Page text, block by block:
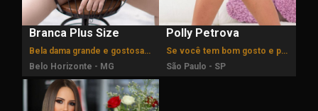
Branca Plus Size
Bela dama grande e gostosa, fotos reais! Disponível 24hs
Belo Horizonte - MG
Polly Petrova
Se você tem bom gosto e procura uma companhia está no lugar certo.
São Paulo - SP